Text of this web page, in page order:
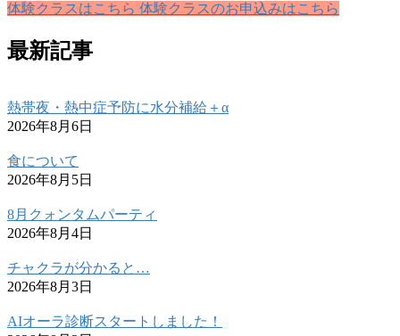
体験クラスはこちら 体験クラスのお申込みはこちら
最新記事
熱帯夜・熱中症予防に水分補給＋α
2026年8月6日
食について
2026年8月5日
8月クォンタムパーティ
2026年8月4日
チャクラが分かると…
2026年8月3日
AIオーラ診断スタートしました！